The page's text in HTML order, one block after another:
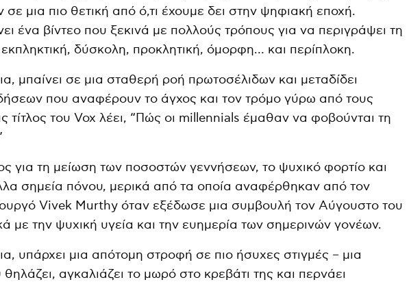
σε μια πιο θετική από ό,τι έχουμε δει στην ψηφιακή εποχή.
ένα βίντεο που ξεκινά με πολλούς τρόπους για να περιγράψει τη
δύσκολη, προκλητική, όμορφη… και περίπλοκη.
μπαίνει σε μια σταθερή ροή πρωτοσέλιδων και μεταδίδει
που αναφέρουν το άγχος και τον τρόμο γύρω από τους
τίτλος του Vox λέει, “Πώς οι millennials έμαθαν να φοβούνται τη
για τη μείωση των ποσοστών γεννήσεων, το ψυχικό φορτίο και
σημεία πόνου, μερικά από τα οποία αναφέρθηκαν από τον
Vivek Murthy όταν εξέδωσε μια συμβουλή τον Αύγουστο του
με την ψυχική υγεία και την ευημερία των σημερινών γονέων.
υπάρχει μια απότομη στροφή σε πιο ήσυχες στιγμές – μια
αγκαλιάζει το μωρό στο κρεβάτι της και περνάει